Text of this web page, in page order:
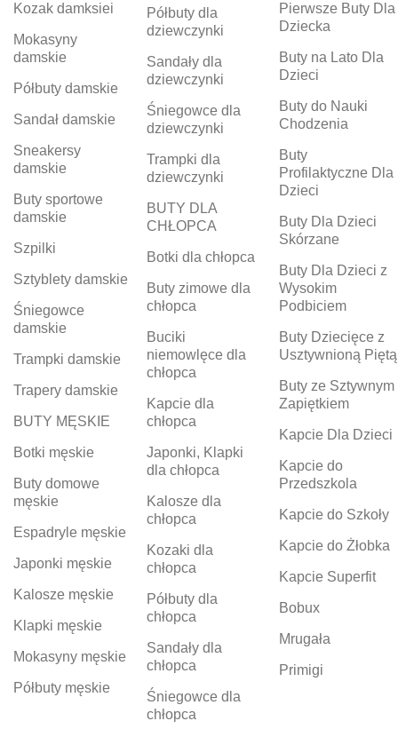
Kozak damksiei
Mokasyny
damskie
Półbuty damskie
Sandał damskie
Sneakersy
damskie
Buty sportowe
damskie
Szpilki
Sztyblety damskie
Śniegowce
damskie
Trampki damskie
Trapery damskie
BUTY MĘSKIE
Botki męskie
Buty domowe
męskie
Espadryle męskie
Japonki męskie
Kalosze męskie
Klapki męskie
Mokasyny męskie
Półbuty męskie
Półbuty dla
dziewczynki
Sandały dla
dziewczynki
Śniegowce dla
dziewczynki
Trampki dla
dziewczynki
BUTY DLA
CHŁOPCA
Botki dla chłopca
Buty zimowe dla
chłopca
Buciki
niemowlęce dla
chłopca
Kapcie dla
chłopca
Japonki, Klapki
dla chłopca
Kalosze dla
chłopca
Kozaki dla
chłopca
Półbuty dla
chłopca
Sandały dla
chłopca
Śniegowce dla
chłopca
Pierwsze Buty Dla
Dziecka
Buty na Lato Dla
Dzieci
Buty do Nauki
Chodzenia
Buty
Profilaktyczne Dla
Dzieci
Buty Dla Dzieci
Skórzane
Buty Dla Dzieci z
Wysokim
Podbiciem
Buty Dziecięce z
Usztywnioną Piętą
Buty ze Sztywnym
Zapiętkiem
Kapcie Dla Dzieci
Kapcie do
Przedszkola
Kapcie do Szkoły
Kapcie do Żłobka
Kapcie Superfit
Bobux
Mrugała
Primigi